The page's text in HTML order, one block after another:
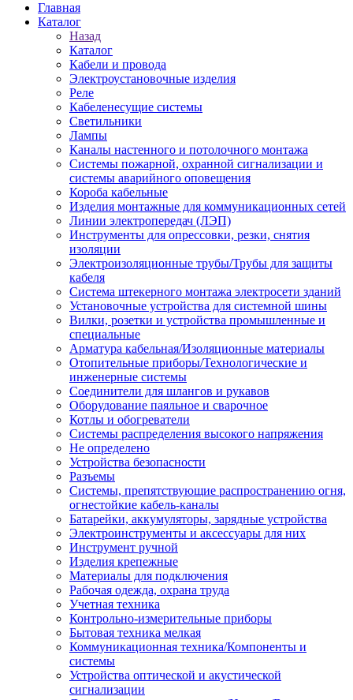
Главная
Каталог
Назад
Каталог
Кабели и провода
Электроустановочные изделия
Реле
Кабеленесущие системы
Светильники
Лампы
Каналы настенного и потолочного монтажа
Системы пожарной, охранной сигнализации и
системы аварийного оповещения
Короба кабельные
Изделия монтажные для коммуникационных сетей
Линии электропередач (ЛЭП)
Инструменты для опрессовки, резки, снятия
изоляции
Электроизоляционные трубы/Трубы для защиты
кабеля
Система штекерного монтажа электросети зданий
Установочные устройства для системной шины
Вилки, розетки и устройства промышленные и
специальные
Арматура кабельная/Изоляционные материалы
Отопительные приборы/Технологические и
инженерные системы
Соединители для шлангов и рукавов
Оборудование паяльное и сварочное
Котлы и обогреватели
Системы распределения высокого напряжения
Не определено
Устройства безопасности
Разъемы
Системы, препятствующие распространению огня,
огнестойкие кабель-каналы
Батарейки, аккумуляторы, зарядные устройства
Электроинструменты и аксессуары для них
Инструмент ручной
Изделия крепежные
Материалы для подключения
Рабочая одежда, охрана труда
Учетная техника
Контрольно-измерительные приборы
Бытовая техника мелкая
Коммуникационная техника/Компоненты и
системы
Устройства оптической и акустической
сигнализации